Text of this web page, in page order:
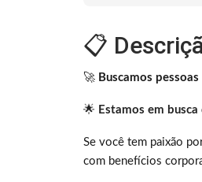
📋
🚀 Buscamos
🌟 Estamos em
Se você tem paixão
com benefícios